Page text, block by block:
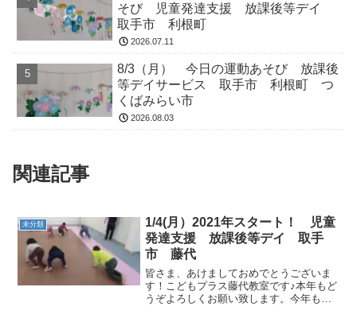
そび 児童発達支援 放課後等デイ
取手市 利根町
2026.07.11
8/3（月） 今日の運動あそび 放課後
等デイサービス 取手市 利根町 つ
くばみらい市
2026.08.03
関連記事
未分類
1/4(月）2021年スタート！ 児童
発達支援 放課後等デイ 取手
市 藤代
皆さま、あけましておめでとうございま
す！こどもプラス藤代教室です♪本年もど
うぞよろしくお願い致します。今年もこ